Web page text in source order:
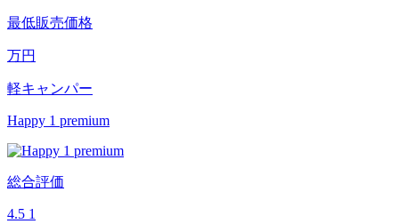
最低販売価格
万円
軽キャンパー
Happy 1 premium
総合評価
4.5 1